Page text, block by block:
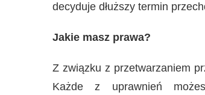
decyduje dłuższy termin
Jakie masz prawa?
Z związku z przetwarzaniem
Każde z uprawnień